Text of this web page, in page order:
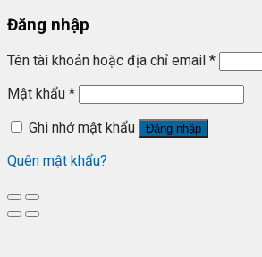
Đăng nhập
Tên tài khoản hoặc địa chỉ email *
Mật khẩu *
Ghi nhớ mật khẩu
Đăng nhập
Quên mật khẩu?